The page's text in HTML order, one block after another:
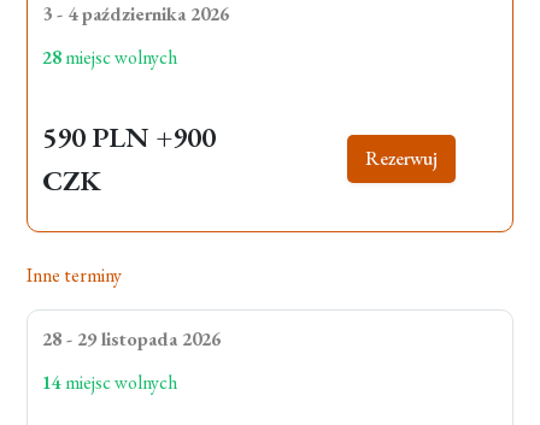
3 - 4 października 2026
28miejsc wolnych
590 PLN +900
CZK
Rezerwuj
Inne terminy
28 - 29 listopada 2026
14miejsc wolnych